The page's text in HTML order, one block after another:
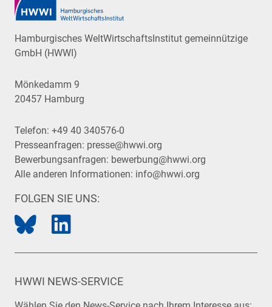
Hamburgisches WeltWirtschaftsInstitut gemeinnützige
GmbH (HWWI)
Mönkedamm 9
20457 Hamburg
Telefon: +49 40 340576-0
Presseanfragen: presse@hwwi.org
Bewerbungsanfragen: bewerbung@hwwi.org
Alle anderen Informationen: info@hwwi.org
FOLGEN SIE UNS:
HWWI NEWS-SERVICE